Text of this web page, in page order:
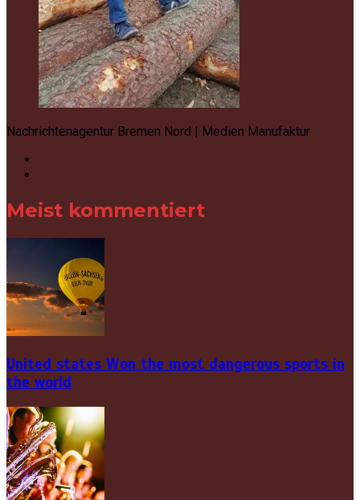
Nachrichtenagentur Bremen Nord | Medien Manufaktur
Meist kommentiert
United states Won the most dangerous sports in
the world